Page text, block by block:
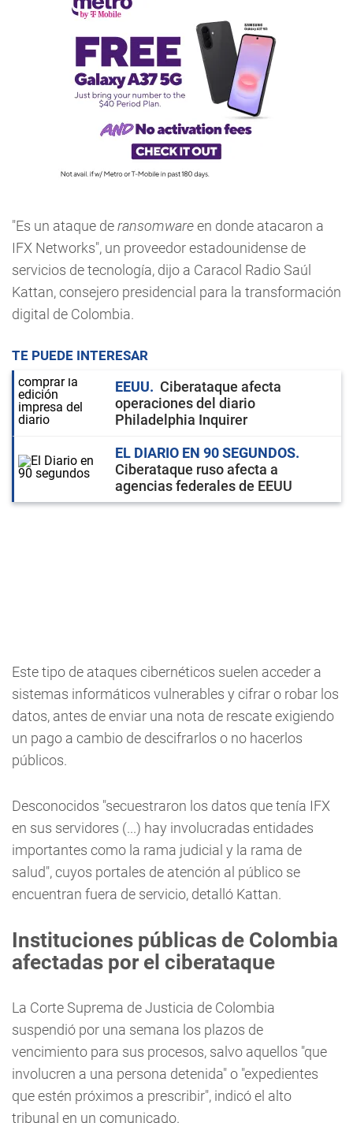
"Es un ataque deransomwareen donde atacaron a
IFX Networks", un proveedor estadounidense de
servicios de tecnología, dijo a Caracol Radio Saúl
Kattan, consejero presidencial para la transformación
digital de Colombia.
TE PUEDE INTERESAR
EEUU
Ciberataque afecta
operaciones del diario
Philadelphia Inquirer
EL DIARIO EN 90 SEGUNDOS
Ciberataque ruso afecta a
agencias federales de EEUU
Este tipo de ataques cibernéticos suelen acceder a
sistemas informáticos vulnerables y cifrar o robar los
datos, antes de enviar una nota de rescate exigiendo
un pago a cambio de descifrarlos o no hacerlos
públicos.
Desconocidos "secuestraron los datos que tenía IFX
en sus servidores (...) hay involucradas entidades
importantes como la rama judicial y la rama de
salud", cuyos portales de atención al público se
encuentran fuera de servicio, detalló Kattan.
Instituciones públicas de Colombia
afectadas por el ciberataque
La Corte Suprema de Justicia de Colombia
suspendió por una semana los plazos de
vencimiento para sus procesos, salvo aquellos "que
involucren a una persona detenida" o "expedientes
que estén próximos a prescribir", indicó el alto
tribunal en un comunicado.